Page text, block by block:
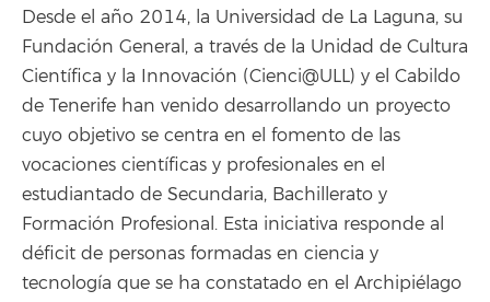
Desde el año 2014, la Universidad de La Laguna, su
Fundación General, a través de la Unidad de Cultura
Científica y la Innovación (Cienci@ULL) y el Cabildo
de Tenerife han venido desarrollando un proyecto
cuyo objetivo se centra en el fomento de las
vocaciones científicas y profesionales en el
estudiantado de Secundaria, Bachillerato y
Formación Profesional. Esta iniciativa responde al
déficit de personas formadas en ciencia y
tecnología que se ha constatado en el Archipiélago